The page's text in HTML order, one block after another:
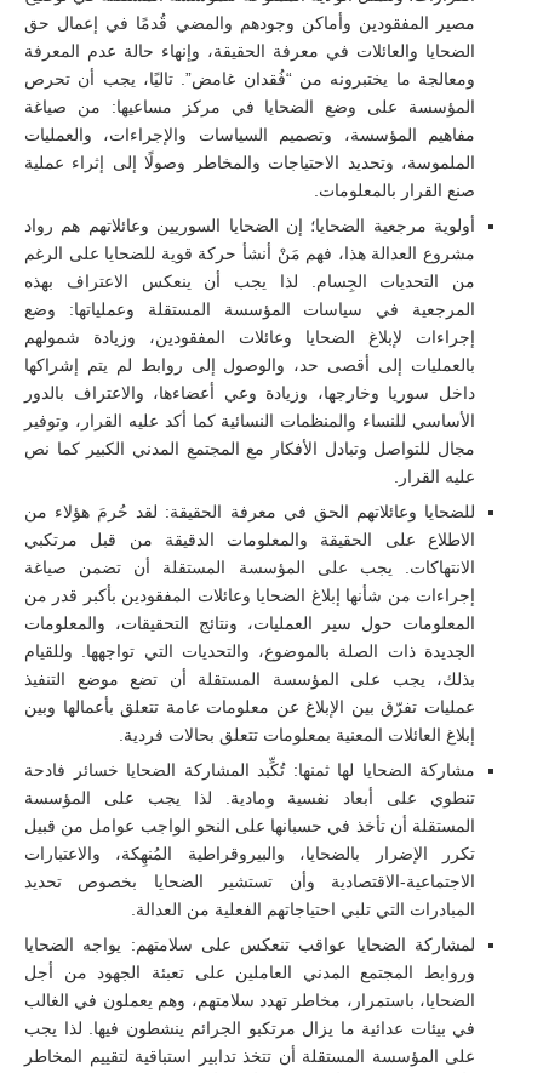
مصير المفقودين وأماكن وجودهم والمضي قُدمًا في إعمال حق
الضحايا والعائلات في معرفة الحقيقة، وإنهاء حالة عدم المعرفة
ومعالجة ما يختبرونه من “فُقدان غامض”. تاليًا، يجب أن تحرص
المؤسسة على وضع الضحايا في مركز مساعيها: من صياغة
مفاهيم المؤسسة، وتصميم السياسات والإجراءات، والعمليات
الملموسة، وتحديد الاحتياجات والمخاطر وصولًا إلى إثراء عملية
صنع القرار بالمعلومات.
أولوية مرجعية الضحايا؛ إن الضحايا السوريين وعائلاتهم هم رواد
مشروع العدالة هذا، فهم مَنْ أنشأ حركة قوية للضحايا على الرغم
من التحديات الجِسام. لذا يجب أن ينعكس الاعتراف بهذه
المرجعية في سياسات المؤسسة المستقلة وعملياتها: وضع
إجراءات لإبلاغ الضحايا وعائلات المفقودين، وزيادة شمولهم
بالعمليات إلى أقصى حد، والوصول إلى روابط لم يتم إشراكها
داخل سوريا وخارجها، وزيادة وعي أعضاءها، والاعتراف بالدور
الأساسي للنساء والمنظمات النسائية كما أكد عليه القرار، وتوفير
مجال للتواصل وتبادل الأفكار مع المجتمع المدني الكبير كما نص
عليه القرار.
للضحايا وعائلاتهم الحق في معرفة الحقيقة: لقد حُرمَ هؤلاء من
الاطلاع على الحقيقة والمعلومات الدقيقة من قبل مرتكبي
الانتهاكات. يجب على المؤسسة المستقلة أن تضمن صياغة
إجراءات من شأنها إبلاغ الضحايا وعائلات المفقودين بأكبر قدر من
المعلومات حول سير العمليات، ونتائج التحقيقات، والمعلومات
الجديدة ذات الصلة بالموضوع، والتحديات التي تواجهها. وللقيام
بذلك، يجب على المؤسسة المستقلة أن تضع موضع التنفيذ
عمليات تفرّق بين الإبلاغ عن معلومات عامة تتعلق بأعمالها وبين
إبلاغ العائلات المعنية بمعلومات تتعلق بحالات فردية.
مشاركة الضحايا لها ثمنها: تُكِّبد المشاركة الضحايا خسائر فادحة
تنطوي على أبعاد نفسية ومادية. لذا يجب على المؤسسة
المستقلة أن تأخذ في حسبانها على النحو الواجب عوامل من قبيل
تكرر الإضرار بالضحايا، والبيروقراطية المُنهِكة، والاعتبارات
الاجتماعية-الاقتصادية وأن تستشير الضحايا بخصوص تحديد
المبادرات التي تلبي احتياجاتهم الفعلية من العدالة.
لمشاركة الضحايا عواقب تنعكس على سلامتهم: يواجه الضحايا
وروابط المجتمع المدني العاملين على تعبئة الجهود من أجل
الضحايا، باستمرار، مخاطر تهدد سلامتهم، وهم يعملون في الغالب
في بيئات عدائية ما يزال مرتكبو الجرائم ينشطون فيها. لذا يجب
على المؤسسة المستقلة أن تتخذ تدابير استباقية لتقييم المخاطر